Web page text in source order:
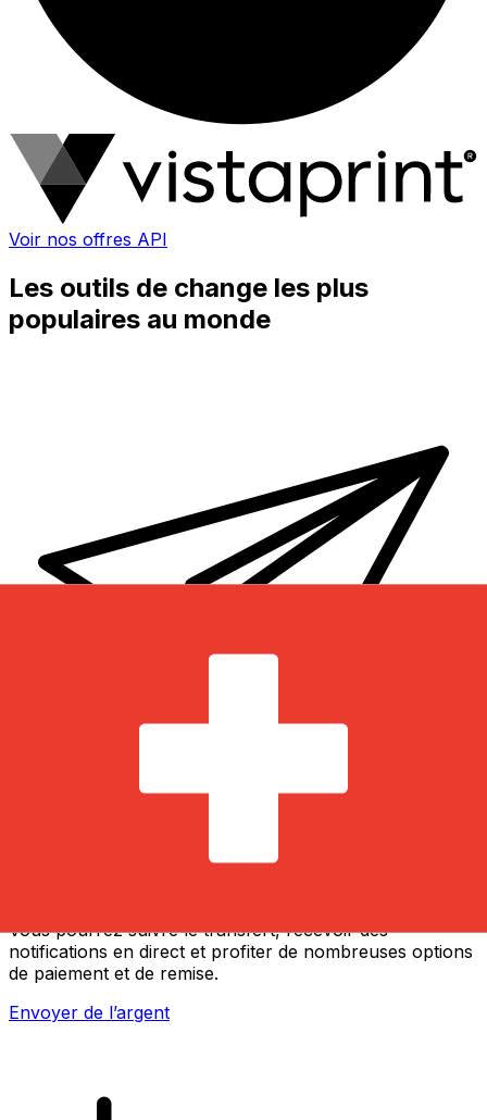
Voir nos offres API
Les outils de change les plus
populaires au monde
Transferts d'argent internationaux avec Xe
Vous pourrez suivre le transfert, recevoir des
notifications en direct et profiter de nombreuses options
de paiement et de remise.
Envoyer de l’argent